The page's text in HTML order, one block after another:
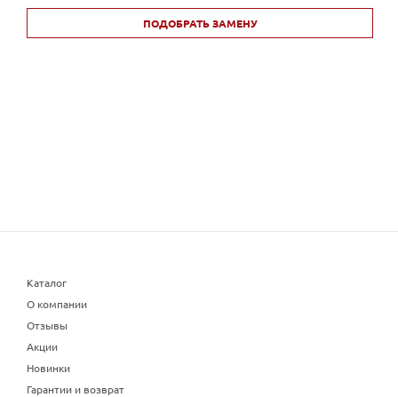
ПОДОБРАТЬ ЗАМЕНУ
Каталог
О компании
Отзывы
Акции
Новинки
Гарантии и возврат